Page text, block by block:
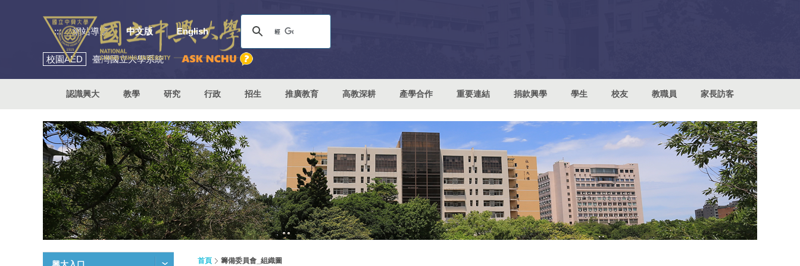
::: 網站導覽 中文版 English
校園AED 臺灣國立大學系統
認識興大 教學 研究 行政 招生 推廣教育 高教深耕 產學合作 重要連結 捐款興學 學生 校友 教職員 家長訪客
首頁 籌備委員會_組織圖